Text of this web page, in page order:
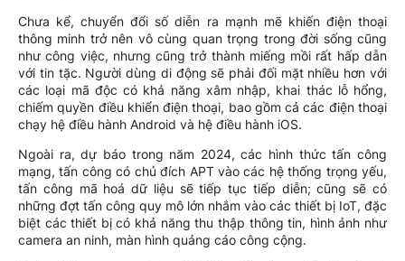
Chưa kể, chuyển đổi số diễn ra mạnh mẽ khiến điện thoại
thông minh trở nên vô cùng quan trọng trong đời sống cũng
như công việc, nhưng cũng trở thành miếng mồi rất hấp dẫn
với tin tặc. Người dùng di động sẽ phải đối mặt nhiều hơn với
các loại mã độc có khả năng xâm nhập, khai thác lỗ hổng,
chiếm quyền điều khiển điện thoại, bao gồm cả các điện thoại
chạy hệ điều hành Android và hệ điều hành iOS.
Ngoài ra, dự báo trong năm 2024, các hình thức tấn công
mạng, tấn công có chủ đích APT vào các hệ thống trọng yếu,
tấn công mã hoá dữ liệu sẽ tiếp tục tiếp diễn; cũng sẽ có
những đợt tấn công quy mô lớn nhắm vào các thiết bị IoT, đặc
biệt các thiết bị có khả năng thu thập thông tin, hình ảnh như
camera an ninh, màn hình quảng cáo công cộng.